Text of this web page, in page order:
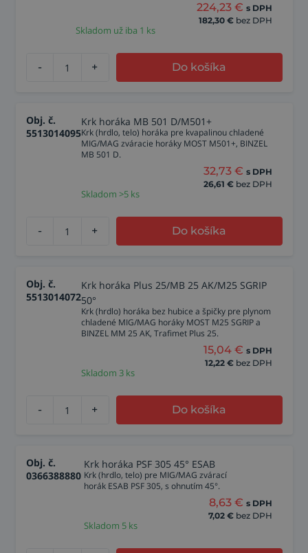
224,23 € s DPH
182,30 € bez DPH
Skladom už iba 1 ks
- + Do košíka
Obj. č.
5513014095
Krk horáka MB 501 D/M501+
Krk (hrdlo, telo) horáka pre kvapalinou chladené
MIG/MAG zváracie horáky MOST M501+, BINZEL
MB 501 D.
32,73 € s DPH
26,61 € bez DPH
Skladom >5 ks
- + Do košíka
Obj. č.
5513014072
Krk horáka Plus 25/MB 25 AK/M25 SGRIP
50°
Krk (hrdlo) horáka bez hubice a špičky pre plynom
chladené MIG/MAG horáky MOST M25 SGRIP a
BINZEL MM 25 AK, Trafimet Plus 25.
15,04 € s DPH
12,22 € bez DPH
Skladom 3 ks
- + Do košíka
Obj. č.
0366388880
Krk horáka PSF 305 45° ESAB
Krk (hrdlo, telo) pre MIG/MAG zvárací
horák ESAB PSF 305, s ohnutím 45°.
8,63 € s DPH
7,02 € bez DPH
Skladom 5 ks